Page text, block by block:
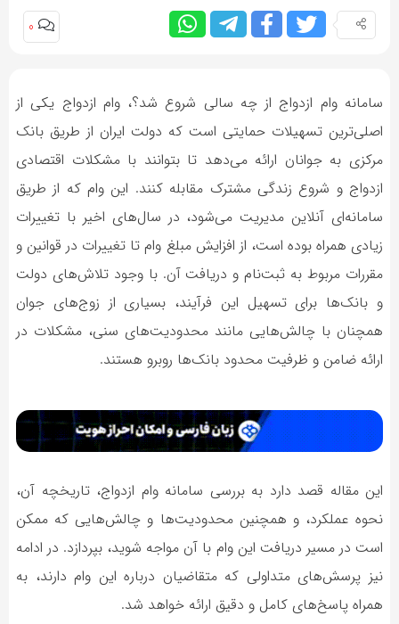
0
سامانه وام ازدواج از چه سالی شروع شد؟، وام ازدواج یکی از
اصلی‌ترین تسهیلات حمایتی است که دولت ایران از طریق بانک
مرکزی به جوانان ارائه می‌دهد تا بتوانند با مشکلات اقتصادی
ازدواج و شروع زندگی مشترک مقابله کنند. این وام که از طریق
سامانه‌ای آنلاین مدیریت می‌شود، در سال‌های اخیر با تغییرات
زیادی همراه بوده است، از افزایش مبلغ وام تا تغییرات در قوانین و
مقررات مربوط به ثبت‌نام و دریافت آن. با وجود تلاش‌های دولت
و بانک‌ها برای تسهیل این فرآیند، بسیاری از زوج‌های جوان
همچنان با چالش‌هایی مانند محدودیت‌های سنی، مشکلات در
ارائه ضامن و ظرفیت محدود بانک‌ها روبرو هستند.
این مقاله قصد دارد به بررسی سامانه وام ازدواج، تاریخچه آن،
نحوه عملکرد، و همچنین محدودیت‌ها و چالش‌هایی که ممکن
است در مسیر دریافت این وام با آن مواجه شوید، بپردازد. در ادامه
نیز پرسش‌های متداولی که متقاضیان درباره این وام دارند، به
همراه پاسخ‌های کامل و دقیق ارائه خواهد شد.